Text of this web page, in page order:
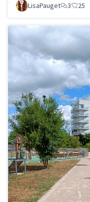
LisaPauget
3 25